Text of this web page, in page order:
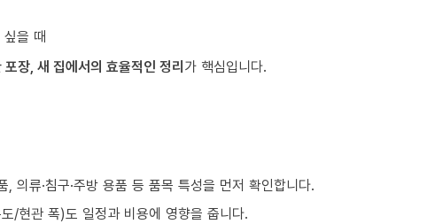
을 때
장, 새 집에서의 효율적인 정리가 핵심입니다.
의류·침구·주방 용품 등 품목 특성을 먼저 확인합니다.
/현관 폭)도 일정과 비용에 영향을 줍니다.